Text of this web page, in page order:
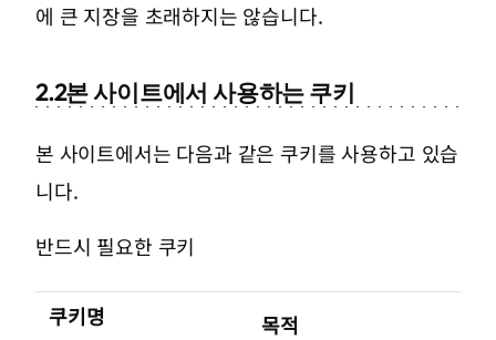
에 큰 지장을 초래하지는 않습니다.
2.2본 사이트에서 사용하는 쿠키
본 사이트에서는 다음과 같은 쿠키를 사용하고 있습
니다.
반드시 필요한 쿠키
쿠키명
목적